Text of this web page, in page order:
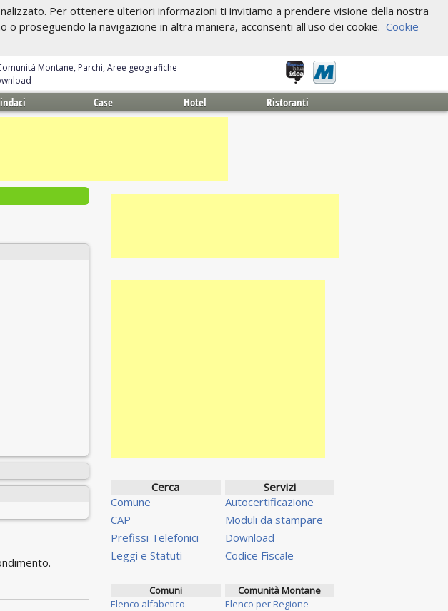
Per ottenere ulteriori informazioni ti invitiamo a prendere visione della nostra
proseguendo la navigazione in altra maniera, acconsenti all'uso dei cookie. Cookie
Montane, Parchi, Aree geografiche
Case Hotel Ristoranti
Cerca
Comune
CAP
Prefissi Telefonici
Leggi e Statuti
Servizi
Autocertificazione
Moduli da stampare
Download
Codice Fiscale
Comuni
Elenco alfabetico
Comunità Montane
Elenco per Regione